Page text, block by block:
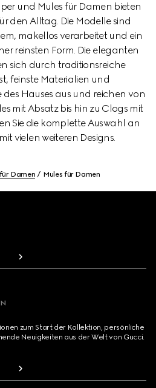
und Mules für Damen bieten
den Alltag. Die Modelle sind
makellos verarbeitet und ein
reinsten Form. Die eleganten
sich durch traditionsreiche
feinste Materialien und
Hauses aus und reichen von
mit Absatz bis hin zu Clogs mit
Sie die komplette Auswahl an
mit vielen weiteren Designs.
Damen Mules für Damen
zum Start der Kollektion, persönliche
Neuigkeiten aus der Welt von Gucci.